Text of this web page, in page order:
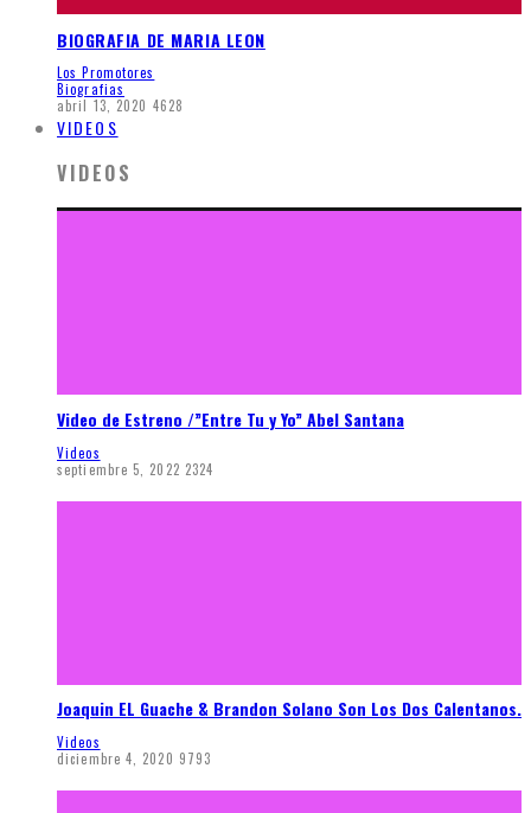
BIOGRAFIA DE MARIA LEON
Los Promotores
Biografias
abril 13, 2020 4628
VIDEOS
VIDEOS
Video de Estreno /”Entre Tu y Yo” Abel Santana
Videos
septiembre 5, 2022 2324
Joaquin EL Guache & Brandon Solano Son Los Dos Calentanos.
Videos
diciembre 4, 2020 9793